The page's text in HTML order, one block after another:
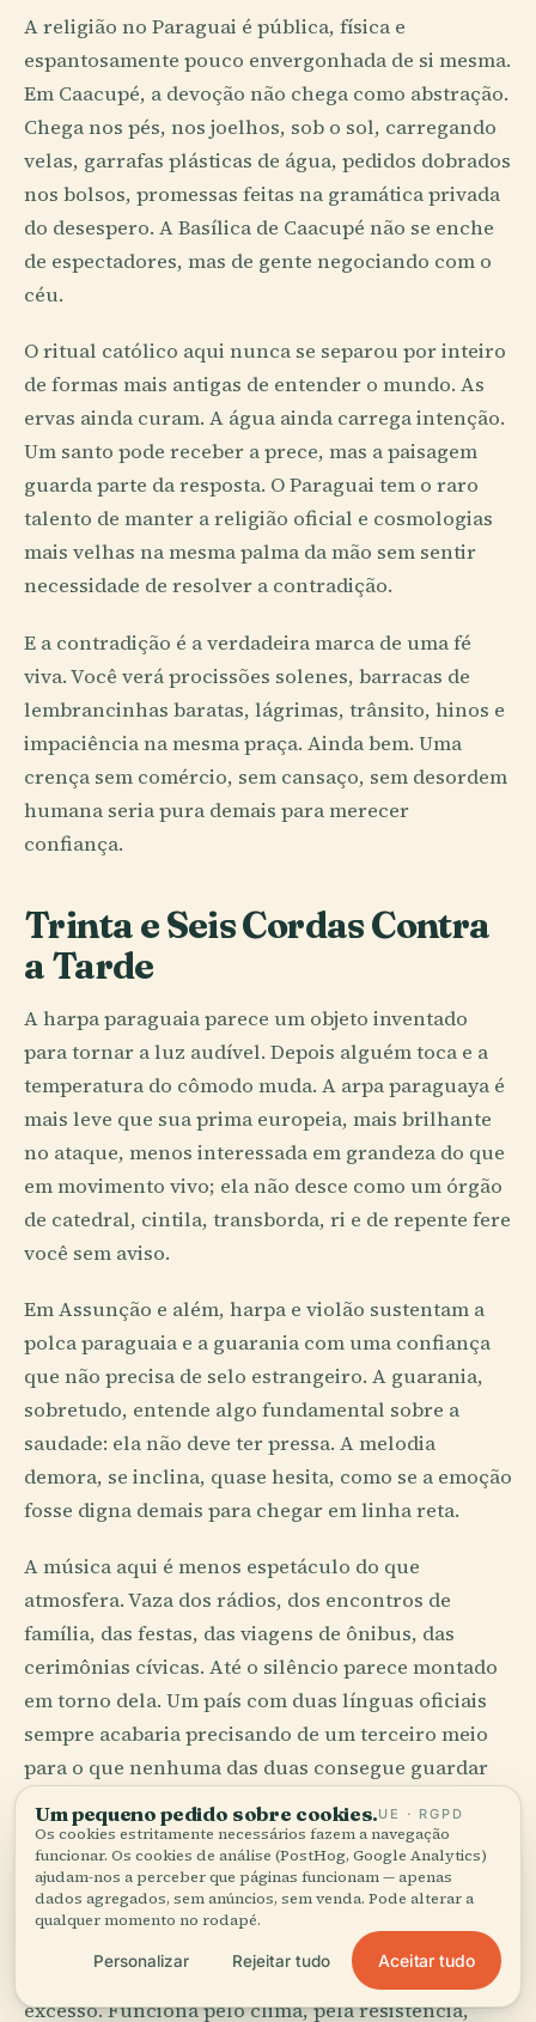
A religião no Paraguai é pública, física e
espantosamente pouco envergonhada de si mesma.
Em Caacupé, a devoção não chega como abstração.
Chega nos pés, nos joelhos, sob o sol, carregando
velas, garrafas plásticas de água, pedidos dobrados
nos bolsos, promessas feitas na gramática privada
do desespero. A Basílica de Caacupé não se enche
de espectadores, mas de gente negociando com o
céu.
O ritual católico aqui nunca se separou por inteiro
de formas mais antigas de entender o mundo. As
ervas ainda curam. A água ainda carrega intenção.
Um santo pode receber a prece, mas a paisagem
guarda parte da resposta. O Paraguai tem o raro
talento de manter a religião oficial e cosmologias
mais velhas na mesma palma da mão sem sentir
necessidade de resolver a contradição.
E a contradição é a verdadeira marca de uma fé
viva. Você verá procissões solenes, barracas de
lembrancinhas baratas, lágrimas, trânsito, hinos e
impaciência na mesma praça. Ainda bem. Uma
crença sem comércio, sem cansaço, sem desordem
humana seria pura demais para merecer
confiança.
Trinta e Seis Cordas Contra
a Tarde
A harpa paraguaia parece um objeto inventado
para tornar a luz audível. Depois alguém toca e a
temperatura do cômodo muda. A arpa paraguaya é
mais leve que sua prima europeia, mais brilhante
no ataque, menos interessada em grandeza do que
em movimento vivo; ela não desce como um órgão
de catedral, cintila, transborda, ri e de repente fere
você sem aviso.
Em Assunção e além, harpa e violão sustentam a
polca paraguaia e a guarania com uma confiança
que não precisa de selo estrangeiro. A guarania,
sobretudo, entende algo fundamental sobre a
saudade: ela não deve ter pressa. A melodia
demora, se inclina, quase hesita, como se a emoção
fosse digna demais para chegar em linha reta.
A música aqui é menos espetáculo do que
atmosfera. Vaza dos rádios, dos encontros de
família, das festas, das viagens de ônibus, das
cerimônias cívicas. Até o silêncio parece montado
em torno dela. Um país com duas línguas oficiais
sempre acabaria precisando de um terceiro meio
para o que nenhuma das duas consegue guardar
sozinha.
Tijolo, Poeira e a Memória
dos Sinos
A arquitetura paraguaia raramente seduz pelo
excesso. Funciona pelo clima, pela resistência,
Um pequeno pedido sobre cookies.UE · RGPD
Os cookies estritamente necessários fazem a navegação
funcionar. Os cookies de análise (PostHog, Google Analytics)
ajudam-nos a perceber que páginas funcionam — apenas
dados agregados, sem anúncios, sem venda. Pode alterar a
qualquer momento no rodapé.
Personalizar Rejeitar tudo Aceitar tudo